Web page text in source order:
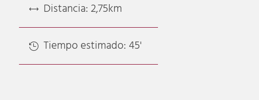
, Distancia: 2,75km
 Tiempo estimado: 45'